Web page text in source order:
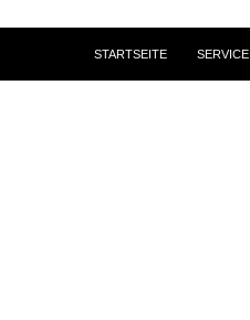
STARTSEITE
SERVICE